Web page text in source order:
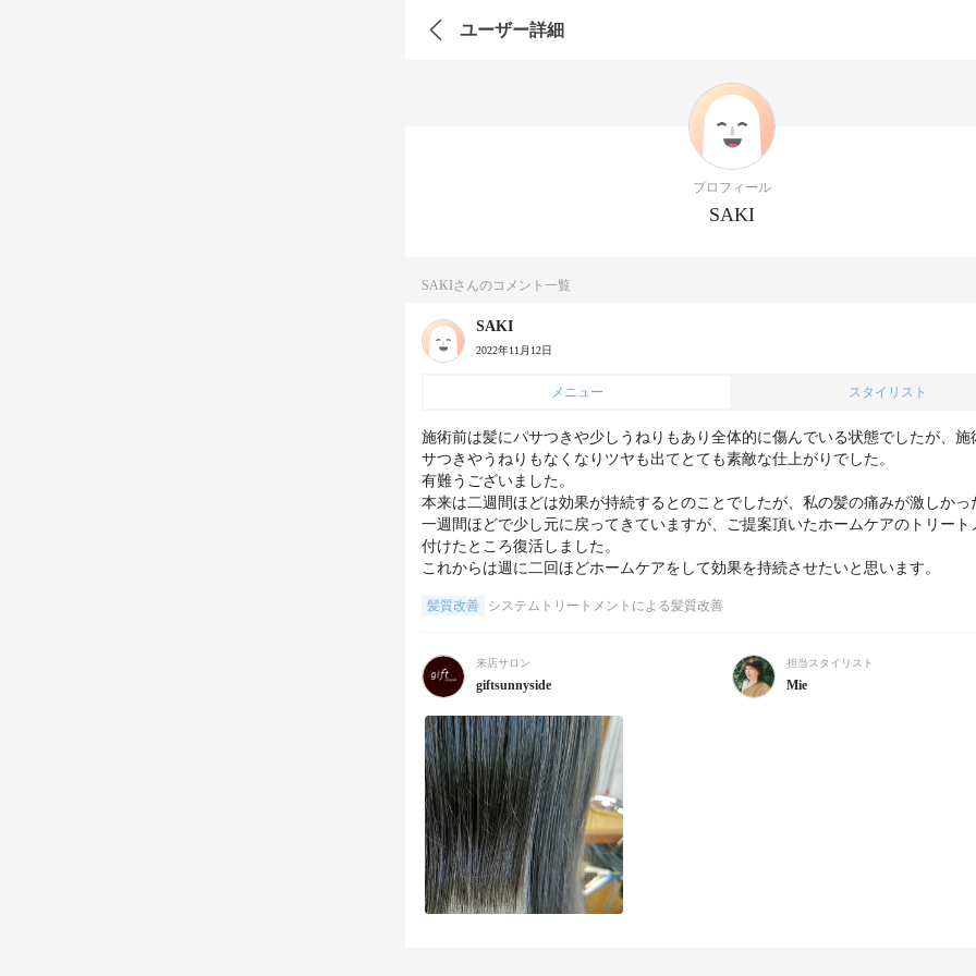
ユーザー詳細
プロフィール
SAKI
SAKIさんのコメント一覧
SAKI
2022年11月12日
メニュー スタイリスト
施術前は髪にパサつきや少しうねりもあり全体的に傷んでいる状態でしたが、施
サつきやうねりもなくなりツヤも出てとても素敵な仕上がりでした。
有難うございました。
本来は二週間ほどは効果が持続するとのことでしたが、私の髪の痛みが激しかっ
一週間ほどで少し元に戻ってきていますが、ご提案頂いたホームケアのトリート
付けたところ復活しました。
これからは週に二回ほどホームケアをして効果を持続させたいと思います。
髪質改善 システムトリートメントによる髪質改善
来店サロン
giftsunnyside
担当スタイリスト
Mie